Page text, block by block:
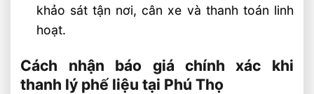
khảo sát tận nơi, cân xe và thanh toán linh
hoạt.
Cách nhận báo giá chính xác khi
thanh lý phế liệu tại Phú Thọ